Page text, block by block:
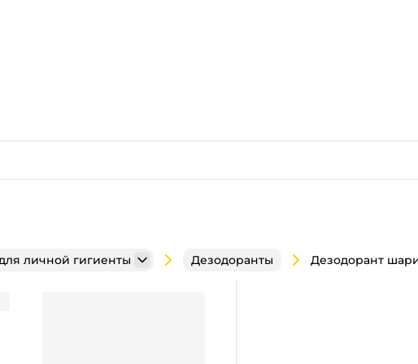
личной гигиенты Дезодоранты